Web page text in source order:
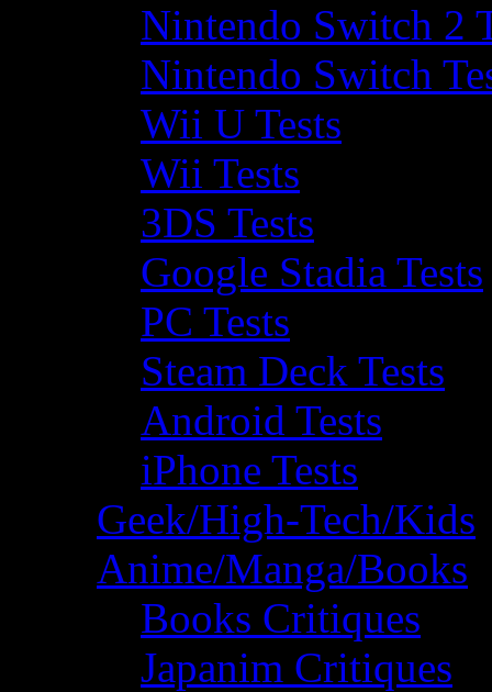
Nintendo Switch 2
Nintendo Switch
Wii U Tests
Wii Tests
3DS Tests
Google Stadia Tests
PC Tests
Steam Deck Tests
Android Tests
iPhone Tests
Geek/High-Tech/Kids
Anime/Manga/Books
Books Critiques
Japanim Critiques